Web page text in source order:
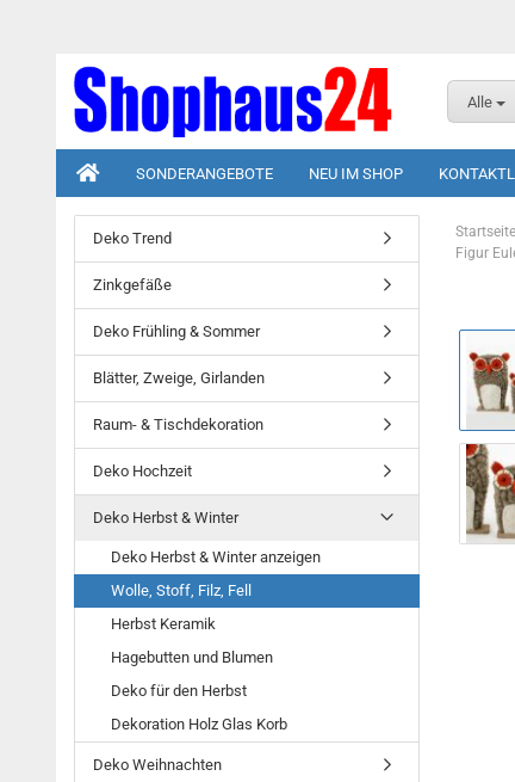
Alle
SONDERANGEBOTE NEU IM SHOP
Startseite
Figur
Deko Trend
Zinkgefäße
Deko Frühling & Sommer
Blätter, Zweige, Girlanden
Raum- & Tischdekoration
Deko Hochzeit
Deko Herbst & Winter
Deko Herbst & Winter anzeigen
Wolle, Stoff, Filz, Fell
Herbst Keramik
Hagebutten und Blumen
Deko für den Herbst
Dekoration Holz Glas Korb
Deko Weihnachten